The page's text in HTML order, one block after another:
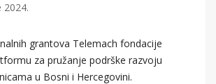
2024.
grantova Telemach fondacije
za pružanje podrške razvoju
u Bosni i Hercegovini.